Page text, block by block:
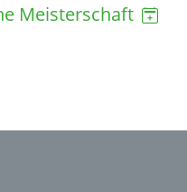
Meisterschaft